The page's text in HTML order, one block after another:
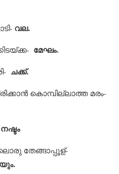
വല.
മേഘം.
ചക്ക്.
കൊമ്പില്ലാത്ത മരം-
നഷ്ടം
തേങ്ങാപ്പൂള്-